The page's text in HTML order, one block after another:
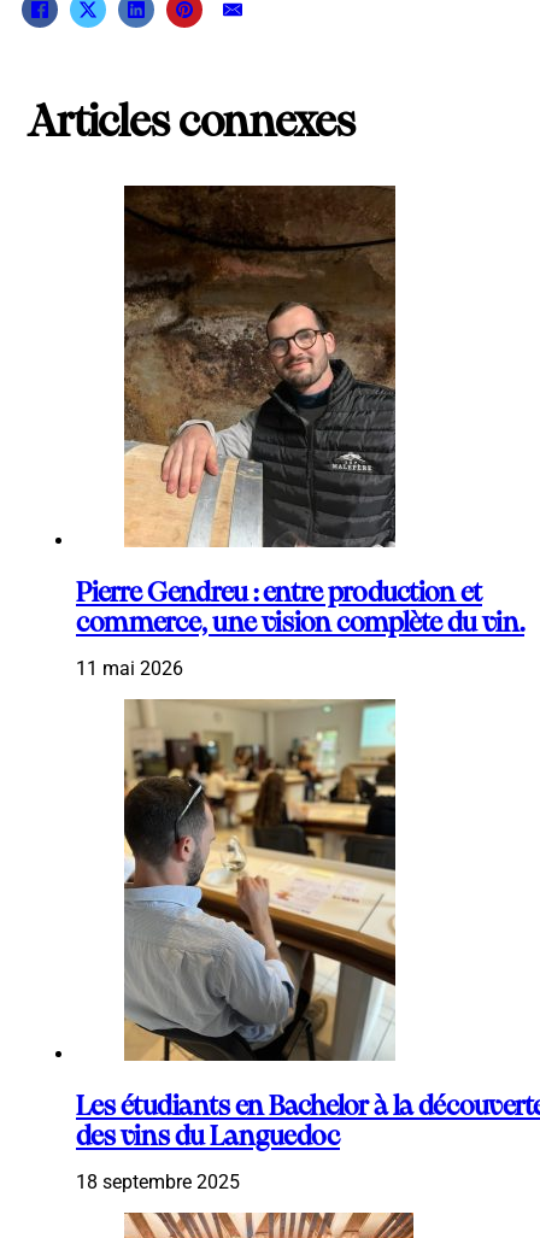
Articles connexes
Pierre Gendreu : entre production et
commerce, une vision complète du vin.
11 mai 2026
Les étudiants en Bachelor à la
des vins du Languedoc
18 septembre 2025